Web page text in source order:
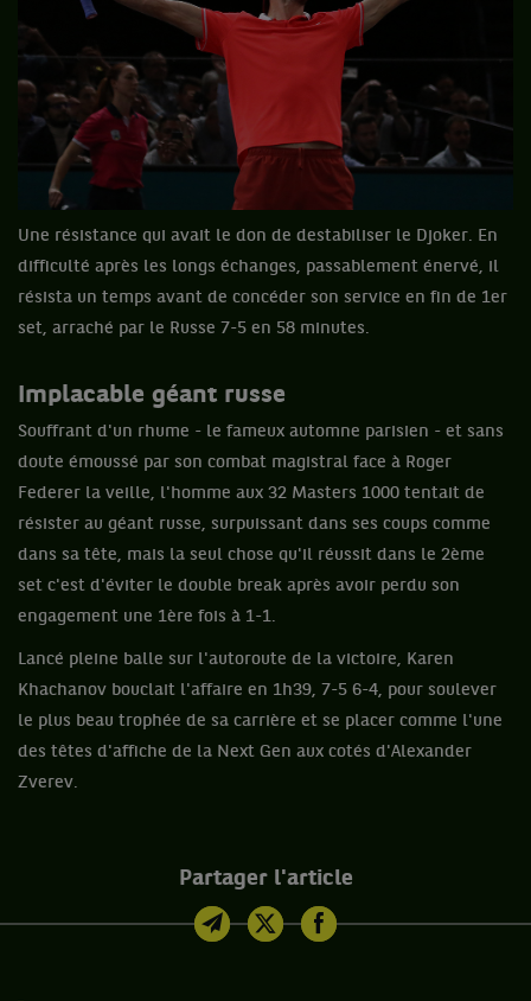
Une résistance qui avait le don de destabiliser le Djoker. En
difficulté après les longs échanges, passablement énervé, il
résista un temps avant de concéder son service en fin de 1er
set, arraché par le Russe 7-5 en 58 minutes.
Implacable géant russe
Souffrant d'un rhume - le fameux automne parisien - et sans
doute émoussé par son combat magistral face à Roger
Federer la veille, l'homme aux 32 Masters 1000 tentait de
résister au géant russe, surpuissant dans ses coups comme
dans sa tête, mais la seul chose qu'il réussit dans le 2ème
set c'est d'éviter le double break après avoir perdu son
engagement une 1ère fois à 1-1.
Lancé pleine balle sur l'autoroute de la victoire, Karen
Khachanov bouclait l'affaire en 1h39, 7-5 6-4, pour soulever
le plus beau trophée de sa carrière et se placer comme l'une
des têtes d'affiche de la Next Gen aux cotés d'Alexander
Zverev.
Partager l'article